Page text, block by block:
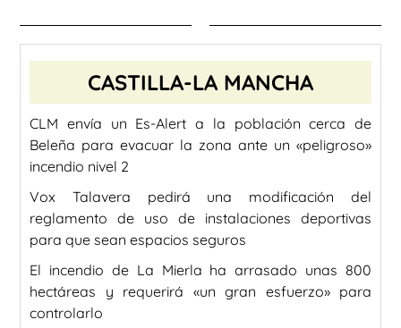
CASTILLA-LA MANCHA
CLM envía un Es-Alert a la población cerca de
Beleña para evacuar la zona ante un «peligroso»
incendio nivel 2
Vox Talavera pedirá una modificación del
reglamento de uso de instalaciones deportivas
para que sean espacios seguros
El incendio de La Mierla ha arrasado unas 800
hectáreas y requerirá «un gran esfuerzo» para
controlarlo